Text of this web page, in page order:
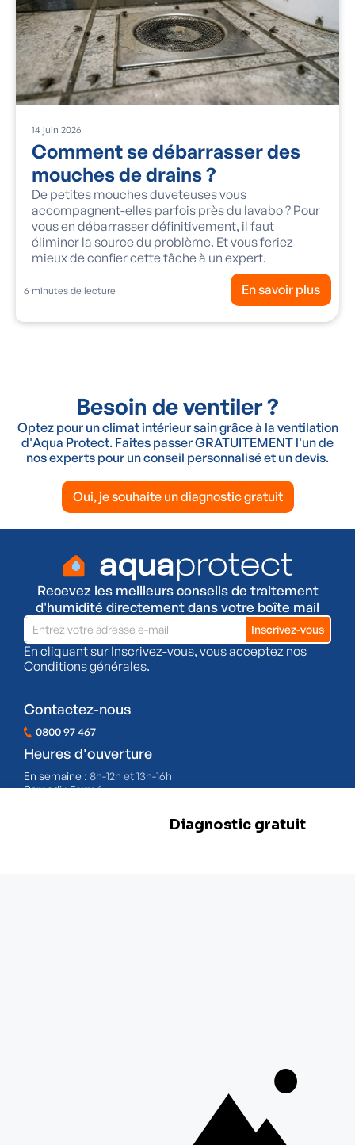
14 juin 2026
Comment se débarrasser des
mouches de drains ?
De petites mouches duveteuses vous
accompagnent-elles parfois près du lavabo ? Pour
vous en débarrasser définitivement, il faut
éliminer la source du problème. Et vous feriez
mieux de confier cette tâche à un expert.
6 minutes de lecture En savoir plus
Besoin de ventiler ?
Optez pour un climat intérieur sain grâce à la ventilation
d'Aqua Protect. Faites passer GRATUITEMENT l'un de
nos experts pour un conseil personnalisé et un devis.
Oui, je souhaite un diagnostic gratuit
Recevez les meilleurs conseils de traitement
d'humidité directement dans votre boîte mail
En cliquant sur Inscrivez-vous, vous acceptez nos
Conditions générales.
Contactez-nous
0800 97 467
Heures d'ouverture
En semaine : 8h-12h et 13h-16h
Samedi :Fermé
Voir plus de filiales